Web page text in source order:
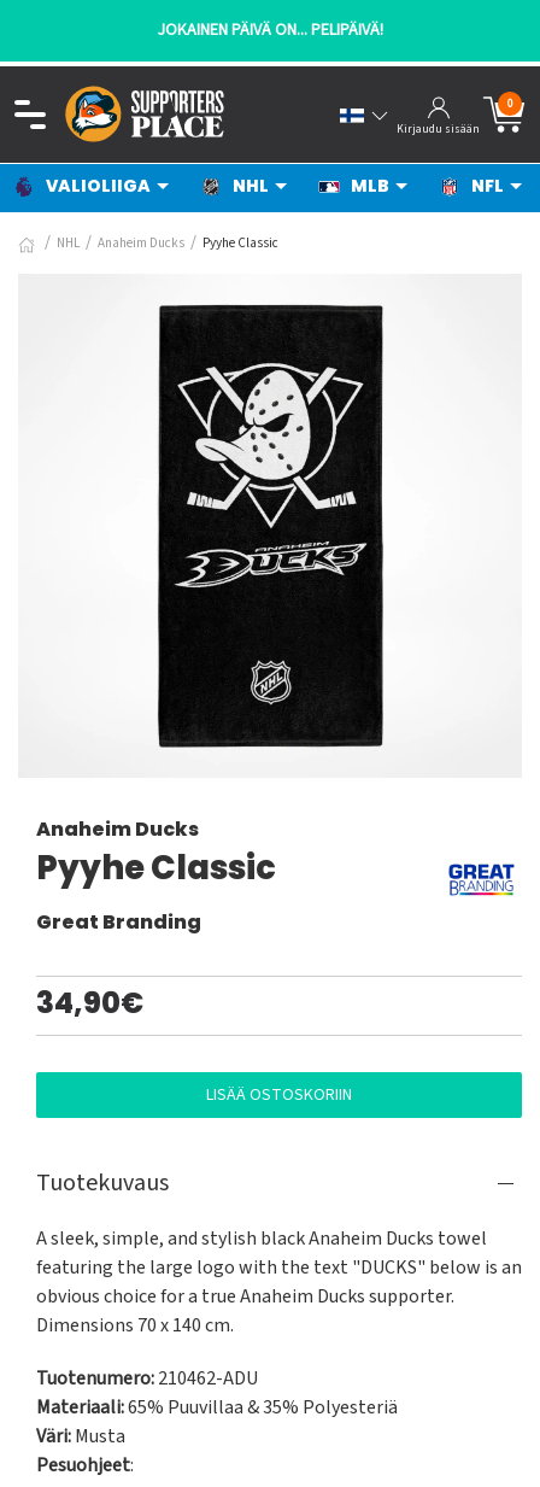
JOKAINEN PÄIVÄ ON... PELIPÄIVÄ!
Kirjaudu sisään
0
VALIOLIIGA NHL MLB NFL
NHL Anaheim Ducks Pyyhe Classic
Anaheim Ducks
Pyyhe Classic
Great Branding
34,90€
LISÄÄ OSTOSKORIIN
Tuotekuvaus
A sleek, simple, and stylish black Anaheim Ducks towel
featuring the large logo with the text "DUCKS" below is an
obvious choice for a true Anaheim Ducks supporter.
Dimensions 70 x 140 cm.
Tuotenumero:210462-ADU
Materiaali:65% Puuvillaa & 35% Polyesteriä
Väri:Musta
Pesuohjeet: